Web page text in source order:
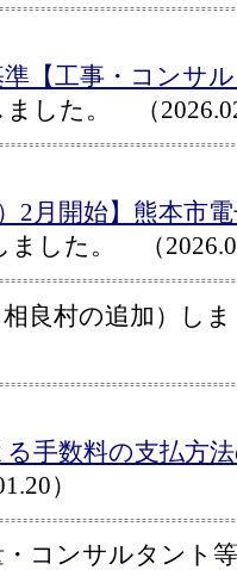
【工事・コンサ
ました。 （
2月開始】熊本市
ました。 （
相良村の追加）し
る手数料の支払方
）
コンサルタント